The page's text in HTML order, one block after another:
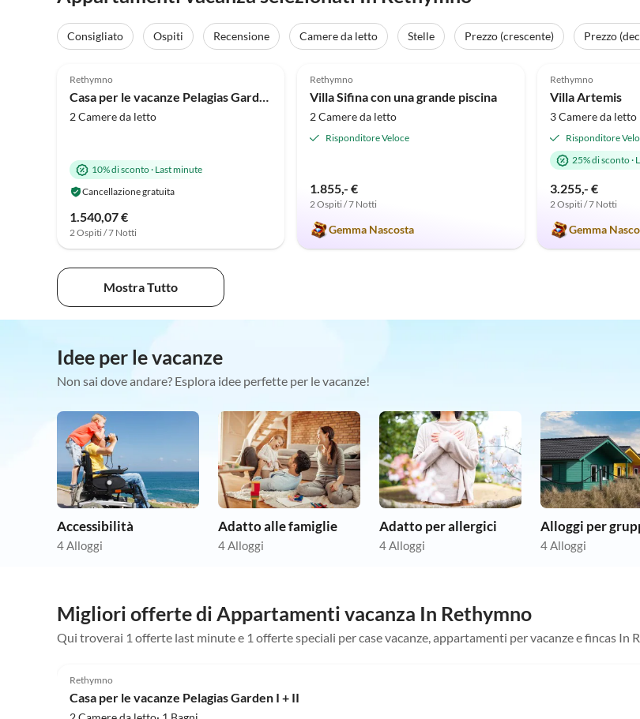
Consigliato Ospiti Recensione Camere da letto Stelle Prezzo (crescente)
Prezzo
Rethymno
Casa per le vacanze Pelagias Garden I + II
2 Camere da letto
10% di sconto· Last minute
Cancellazione gratuita
1.540,07 €
2 Ospiti / 7 Notti
Rethymno
Villa Sifina con una grande piscina
2 Camere da letto
Risponditore Veloce
1.855,- €
2 Ospiti / 7 Notti
Gemma Nascosta
Rethymno
Villa Artemis
3 Camere da letto
Risponditore
25% di sconto·
3.255,- €
2 Ospiti / 7 Notti
Gemma
Mostra Tutto
Idee per le vacanze
Non sai dove andare? Esplora idee perfette per le vacanze!
Accessibilità
4 Alloggi
Adatto alle famiglie
4 Alloggi
Adatto per allergici
4 Alloggi
Alloggi per
4 Alloggi
Migliori offerte di Appartamenti vacanza In Rethymno
Qui troverai 1 offerte last minute e 1 offerte speciali per case vacanze, appartamenti per vacanze e fincas In
Rethymno
Casa per le vacanze Pelagias Garden I + II